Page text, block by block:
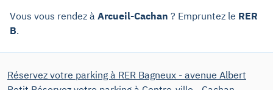
Vous vous rendez à Arcueil-Cachan ? Empruntez le RER
B.
Réservez votre parking à RER Bagneux - avenue Albert